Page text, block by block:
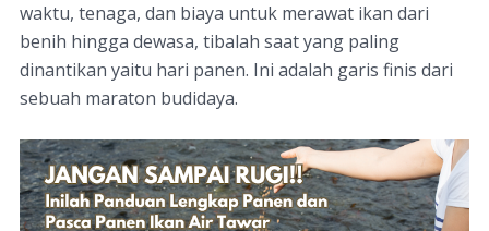
waktu, tenaga, dan biaya untuk merawat ikan dari
benih hingga dewasa, tibalah saat yang paling
dinantikan yaitu hari panen. Ini adalah garis finis dari
sebuah maraton budidaya.